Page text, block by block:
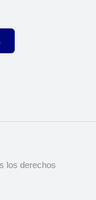
los derechos